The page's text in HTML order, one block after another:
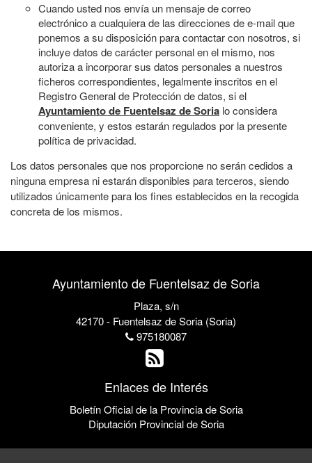
Cuando usted nos envía un mensaje de correo
electrónico a cualquiera de las direcciones de e-mail que
ponemos a su disposición para contactar con nosotros, si
incluye datos de carácter personal en el mismo, nos
autoriza a incorporar sus datos personales a nuestros
ficheros correspondientes, legalmente inscritos en el
Registro General de Protección de datos, si el
Ayuntamiento de Fuentelsaz de Soria lo considera
conveniente, y estos estarán regulados por la presente
política de privacidad.
Los datos personales que nos proporcione no serán cedidos a
ninguna empresa ni estarán disponibles para terceros, siendo
utilizados únicamente para los fines establecidos en la recogida
concreta de los mismos.
Ayuntamiento de Fuentelsaz de Soria
Plaza, s/n
42170 - Fuentelsaz de Soria (Soria)
975180087
Enlaces de Interés
Boletín Oficial de la Provincia de Soria
Diputación Provincial de Soria